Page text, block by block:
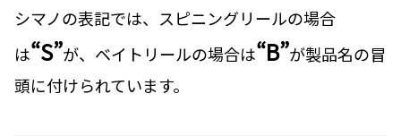
シマノの表記では、スピニングリールの場合
は“S”が、ベイトリールの場合は“B”が製品名の冒
頭に付けられています。